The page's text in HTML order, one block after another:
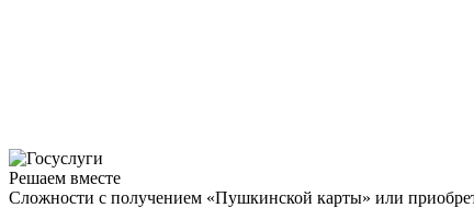
Решаем вместе
Сложности с получением «Пушкинской карты» или